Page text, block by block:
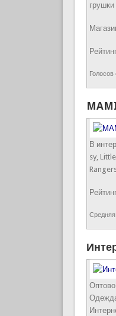
В
sy,
Средняя: